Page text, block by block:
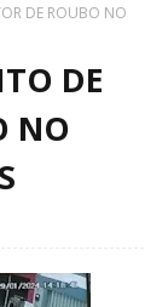
DE ROUBO NO
DE
NO